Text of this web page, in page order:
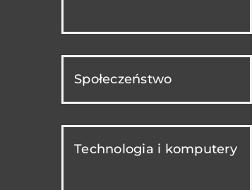
Społeczeństwo
Technologia i komputery